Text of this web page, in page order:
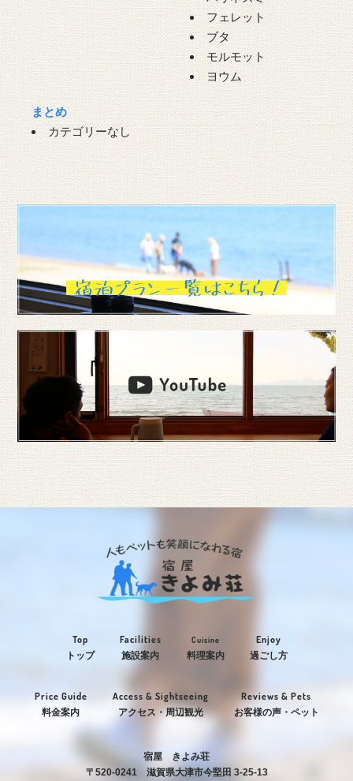
フェレット
ブタ
モルモット
ヨウム
まとめ
カテゴリーなし
Top
トップ
Facilities
施設案内
Cuisine
料理案内
Enjoy
過ごし方
Price Guide
料金案内
Access & Sightseeing
アクセス・周辺観光
Reviews & Pets
お客様の声・ペット
宿屋 きよみ荘
〒520-0241 滋賀県大津市今堅田 3-25-13